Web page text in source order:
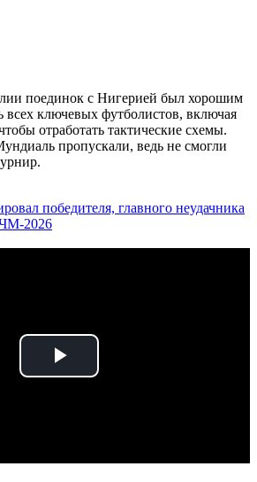
поединок с Нигерией был хорошим
всех ключевых футболистов, включая
отработать тактические схемы.
пропускали, ведь не смогли
победителя, главного неудачника
2026
Play